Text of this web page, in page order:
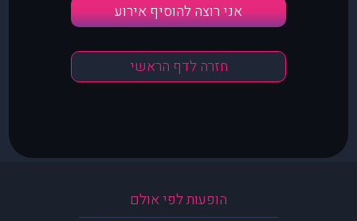
אני רוצה להוסיף אירוע
חזרה לדף הראשי
הופעות לפי אולם